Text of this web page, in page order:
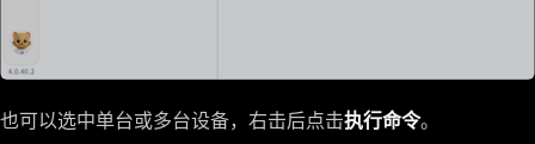
也可以选中单台或多台设备，右击后点击执行命令。